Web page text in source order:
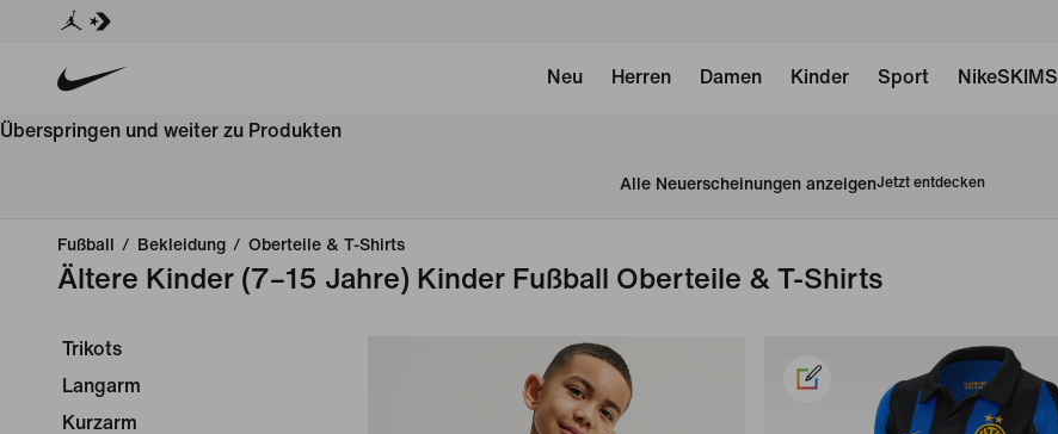
Neu Herren Damen Kinder Sport NikeSKIMS
Überspringen und weiter zu Produkten
Alle Neuerscheinungen anzeigenJetzt entdecken
Fußball / Bekleidung / Oberteile & T-Shirts
Ältere Kinder (7–15 Jahre) Kinder Fußball Oberteile & T-Shirts
Trikots
Langarm
Kurzarm